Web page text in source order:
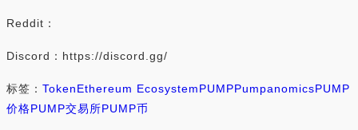
Reddit：
Discord：https://discord.gg/
标签： TokenEthereum EcosystemPUMPPumpanomicsPUMP
价格PUMP交易所PUMP币